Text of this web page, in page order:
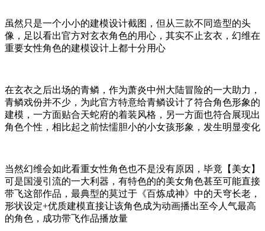
虽然只是一个小小的建模设计截图，但从三款不同造型的头
像，足以看出官方对玄衣角色的用心，其实不止玄衣，幻维在
重要女性角色的建模设计上都十分用心
在玄衣之后出场的青鳞，作为萧炎中州大陆冒险的一大助力，
青鳞戏份并不少，为此官方特意给青鳞设计了符合角色形象的
建模，一方面贴合天蛇府的着装风格，另一方面也符合展现出
角色个性，相比起之前怯懦胆小的小女孩形象，发生明显变化
当然幻维会如此看重女性角色也不是没有原因，毕竟【美女】
可是国漫引流的一大利器，有特色的的美女角色甚至可能直接
带飞这部作品，最典型的莫过于《百炼成神》中的天穹长老，
形状设定+优质建模直接让该角色成为动画播出至今人气最高
的角色，成功带飞作品播放量